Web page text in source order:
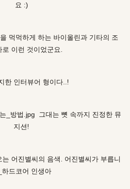
요 :)
먹먹하게 하는 바이올린과 기타의 조
로 이런 것이었군요.
한 인터뷰어 형이다..!
_방법.jpg 그대는 뼛 속까지 진정한 뮤
지션!
어진별씨의 음색. 어진별씨가 부릅니
하드코어 인생아